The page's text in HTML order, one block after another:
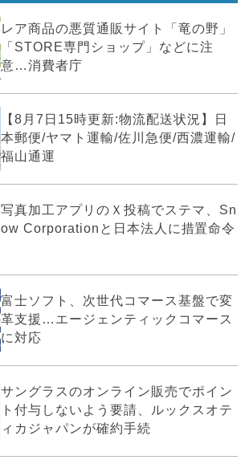
レア商品の悪質通販サイト「竜の野」
「STORE専門ショップ」などに注
意…消費者庁
【8月7日15時更新:物流配送状況】日
本郵便/ヤマト運輸/佐川急便/西濃運輸/
福山通運
写真加工アプリのＸ投稿でステマ、Sn
ow Corporationと日本法人に措置命令
富士ソフト、次世代コマース基盤で変
革支援…エージェンティックコマース
に対応
サングラスのオンライン販売でポイン
ト付与しないよう要請、ルックスオテ
ィカジャパンが確約手続